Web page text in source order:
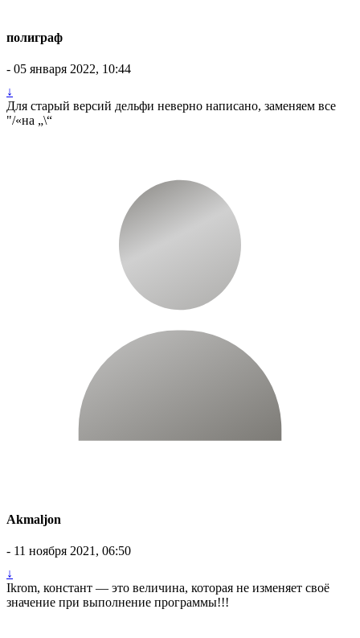
полиграф
- 05 января 2022, 10:44
↓
Для старый версий дельфи неверно написано, заменяем все
"/«на „\“
Akmaljon
- 11 ноября 2021, 06:50
↓
Ikrom, констант — это величина, которая не изменяет своё
значение при выполнение программы!!!